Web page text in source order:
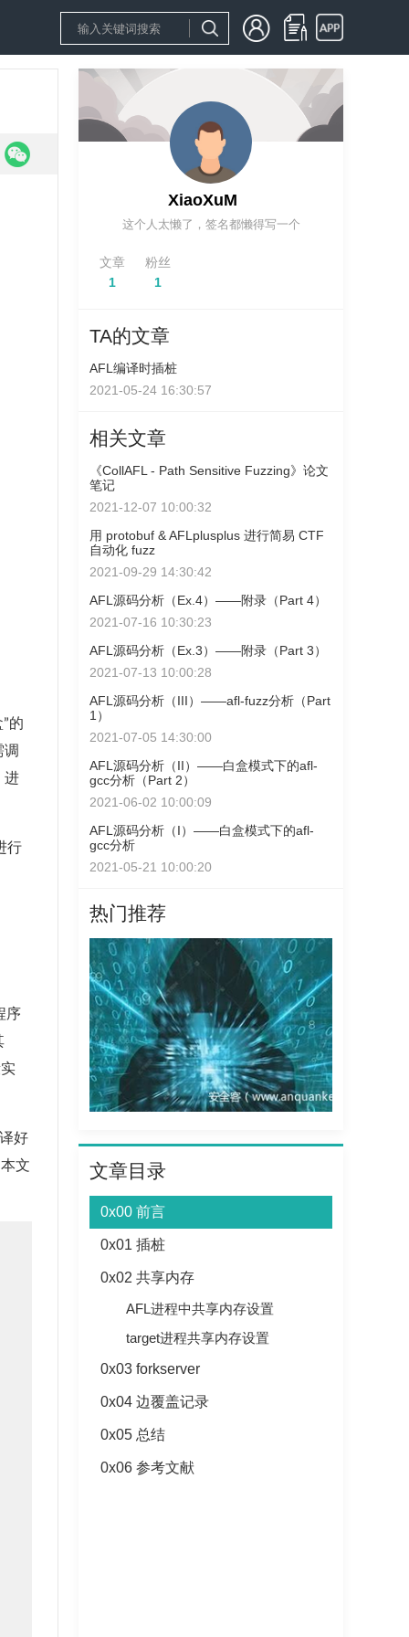
的
调
进
行
序
好
文
XiaoXuM
这个人太懒了，签名都懒得写一个
文章
1
粉丝
1
TA的文章
AFL编译时插桩
2021-05-24 16:30:57
相关文章
《CollAFL - Path Sensitive Fuzzing》论文
笔记
2021-12-07 10:00:32
用 protobuf & AFLplusplus 进行简易 CTF
自动化 fuzz
2021-09-29 14:30:42
AFL源码分析（Ex.4）——附录（Part 4）
2021-07-16 10:30:23
AFL源码分析（Ex.3）——附录（Part 3）
2021-07-13 10:00:28
AFL源码分析（III）——afl-fuzz分析（Part
1）
2021-07-05 14:30:00
AFL源码分析（II）——白盒模式下的afl-
gcc分析（Part 2）
2021-06-02 10:00:09
AFL源码分析（I）——白盒模式下的afl-
gcc分析
2021-05-21 10:00:20
热门推荐
文章目录
0x00 前言
0x01 插桩
0x02 共享内存
AFL进程中共享内存设置
target进程共享内存设置
0x03 forkserver
0x04 边覆盖记录
0x05 总结
0x06 参考文献